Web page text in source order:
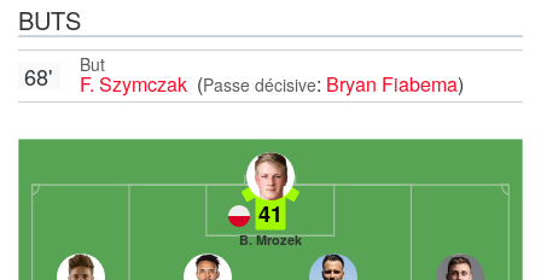
BUTS
But
F. Szymczak (Passe décisive: Bryan Fiabema)
68'
41
B. Mrozek